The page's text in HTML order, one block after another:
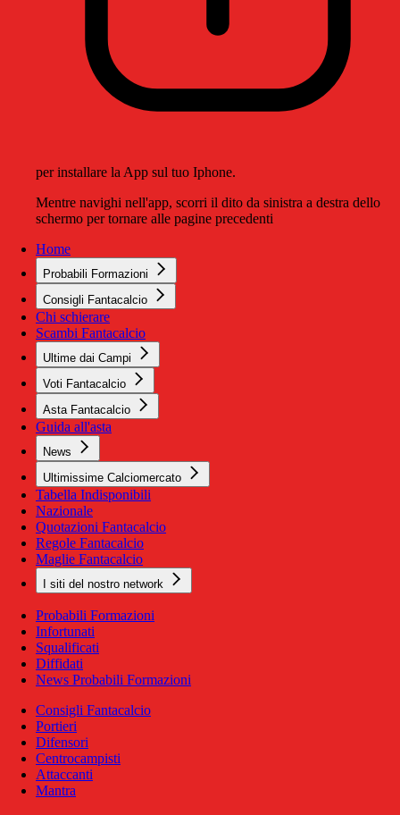
per installare la App sul tuo Iphone.
Mentre navighi nell'app, scorri il dito da sinistra a destra dello
schermo per tornare alle pagine precedenti
Home
Probabili Formazioni
Consigli Fantacalcio
Chi schierare
Scambi Fantacalcio
Ultime dai Campi
Voti Fantacalcio
Asta Fantacalcio
Guida all'asta
News
Ultimissime Calciomercato
Tabella Indisponibili
Nazionale
Quotazioni Fantacalcio
Regole Fantacalcio
Maglie Fantacalcio
I siti del nostro network
Probabili Formazioni
Infortunati
Squalificati
Diffidati
News Probabili Formazioni
Consigli Fantacalcio
Portieri
Difensori
Centrocampisti
Attaccanti
Mantra